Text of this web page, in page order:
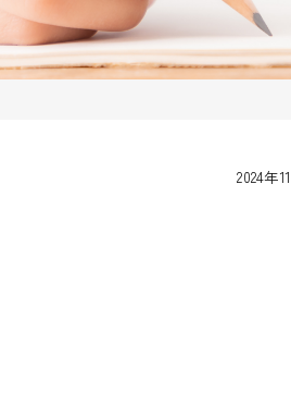
2024年